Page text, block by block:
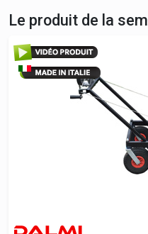
Le produit de la